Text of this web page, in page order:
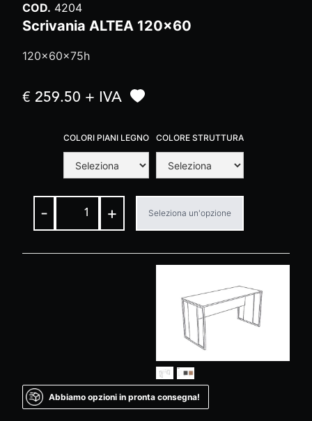
COD. 4204
Scrivania ALTEA 120x60
120x60x75h
€ 259.50 + IVA
COLORI PIANI LEGNO COLORE STRUTTURA
- + Seleziona un'opzione
Abbiamo opzioni in pronta consegna!